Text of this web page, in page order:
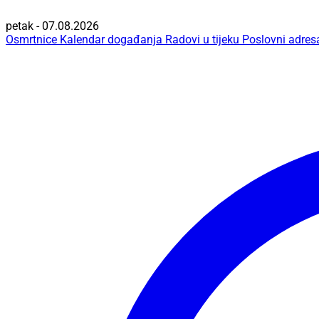
petak - 07.08.2026
Osmrtnice Kalendar događanja Radovi u tijeku Poslovni